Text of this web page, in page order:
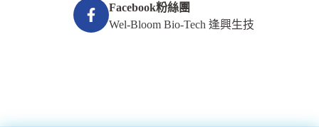
Facebook粉絲團
Wel-Bloom Bio-Tech 逢興生技